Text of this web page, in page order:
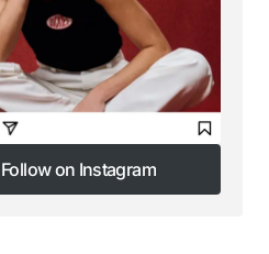
Follow on Instagram
Follow on Instagram